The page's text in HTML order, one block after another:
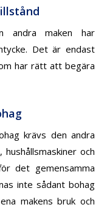
andra maken har
Det är endast
har rätt att begära
krävs den andra
och
det gemensamma
inte sådant bohag
makens bruk och